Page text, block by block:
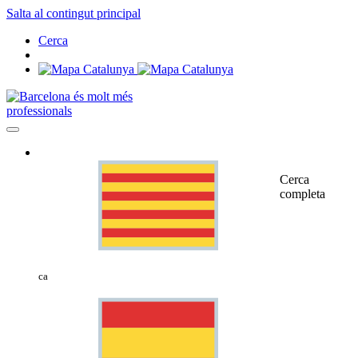
Salta al contingut principal
Cerca
professionals
ca
Cerca
completa